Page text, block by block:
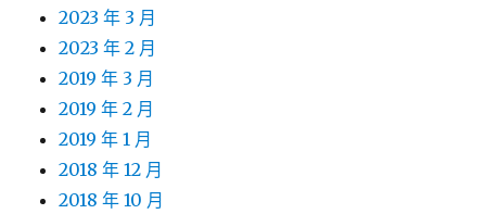
2023 年 3 月
2023 年 2 月
2019 年 3 月
2019 年 2 月
2019 年 1 月
2018 年 12 月
2018 年 10 月